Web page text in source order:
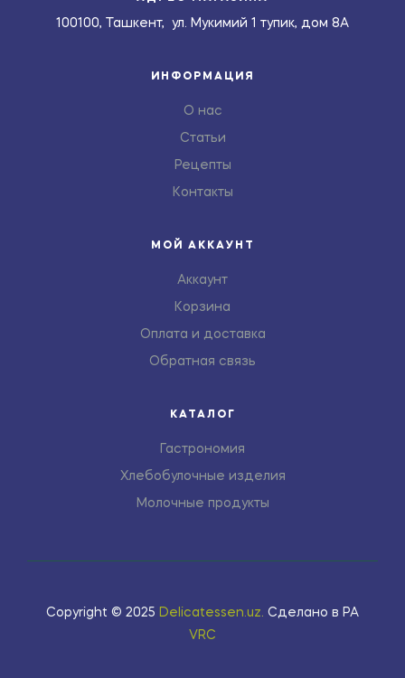
100100, Ташкент, ул. Мукимий 1 тупик, дом 8А
ИНФОРМАЦИЯ
О нас
Статьи
Рецепты
Контакты
МОЙ АККАУНТ
Аккаунт
Корзина
Оплата и доставка
Обратная связь
КАТАЛОГ
Гастрономия
Хлебобулочные изделия
Молочные продукты
Copyright © 2025 Delicatessen.uz Сделано в РА
VRC